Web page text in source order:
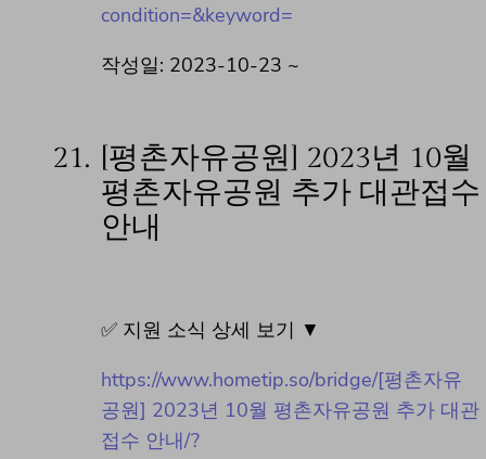
condition=&keyword=
작성일: 2023-10-23 ~
21. [평촌자유공원] 2023년 10월
평촌자유공원 추가 대관접수
안내
✅ 지원 소식 상세 보기 ▼
https://www.hometip.so/bridge/[평촌자유
공원] 2023년 10월 평촌자유공원 추가 대관
접수 안내/?